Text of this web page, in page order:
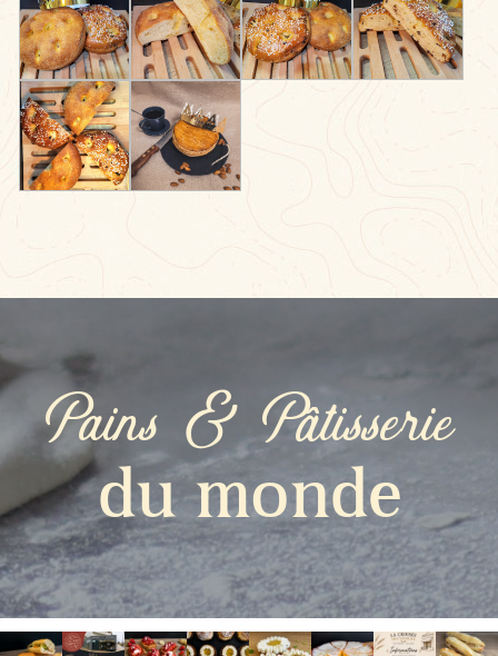
Pains & Pâtisserie
du monde